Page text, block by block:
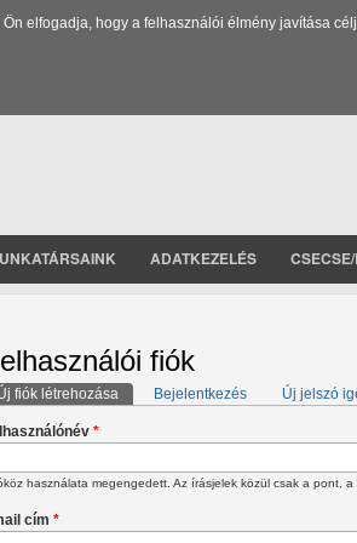
elfogadja, hogy a felhasználói élmény javítása
ADATKEZELÉS
fiók
fülek
fiók létrehozása (aktív fül)Bejelentkezés Új jelszó
*
használata megengedett. Az írásjelek közül csak a pont,
cím *